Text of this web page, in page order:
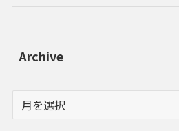
Archive